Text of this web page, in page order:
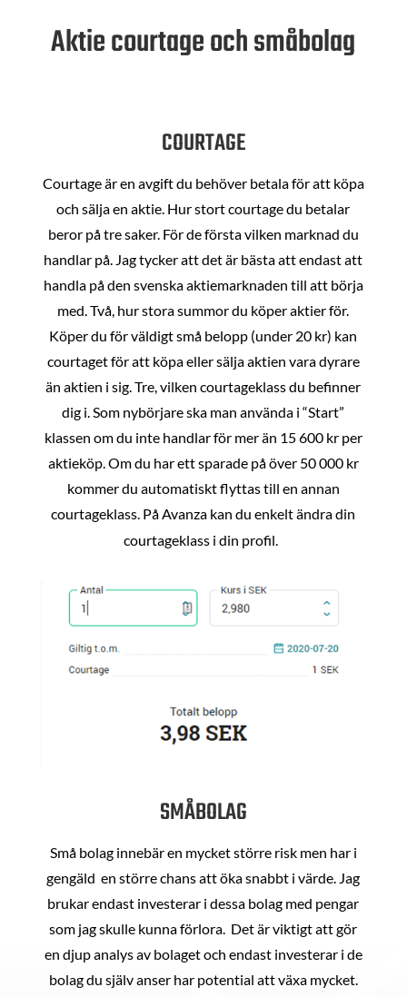
Aktie courtage och småbolag
COURTAGE
Courtage är en avgift du behöver betala för att köpa
och sälja en aktie. Hur stort courtage du betalar
beror på tre saker. För de första vilken marknad du
handlar på. Jag tycker att det är bästa att endast att
handla på den svenska aktiemarknaden till att börja
med. Två, hur stora summor du köper aktier för.
Köper du för väldigt små belopp (under 20 kr) kan
courtaget för att köpa eller sälja aktien vara dyrare
än aktien i sig. Tre, vilken courtageklass du befinner
dig i. Som nybörjare ska man använda i “Start”
klassen om du inte handlar för mer än 15 600 kr per
aktieköp. Om du har ett sparade på över 50 000 kr
kommer du automatiskt flyttas till en annan
courtageklass. På Avanza kan du enkelt ändra din
courtageklass i din profil.
SMÅBOLAG
Små bolag innebär en mycket större risk men har i
gengäld en större chans att öka snabbt i värde. Jag
brukar endast investerar i dessa bolag med pengar
som jag skulle kunna förlora. Det är viktigt att gör
en djup analys av bolaget och endast investerar i de
bolag du själv anser har potential att växa mycket.